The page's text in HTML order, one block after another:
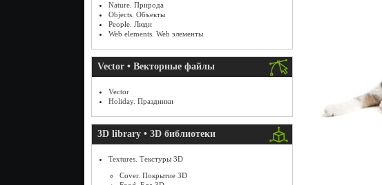
Nature. Природа
Objects. Объекты
People. Люди
Web elements. Web элементы
Vector • Векторные файлы
Vector
Holiday. Праздники
3D library • 3D библиотеки
Textures. Текстуры 3D
Cover. Покрытие 3D